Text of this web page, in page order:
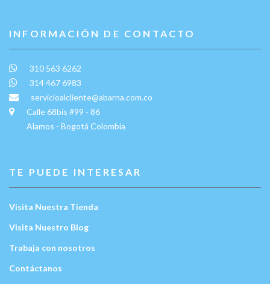
INFORMACIÓN DE CONTACTO
310 563 6262
314 467 6983
servicioalcliente@abarna.com.co
Calle 68bis #99 - 86
Alamos - Bogotá Colombia
TE PUEDE INTERESAR
Visita Nuestra Tienda
Visita Nuestro Blog
Trabaja con nosotros
Contáctanos